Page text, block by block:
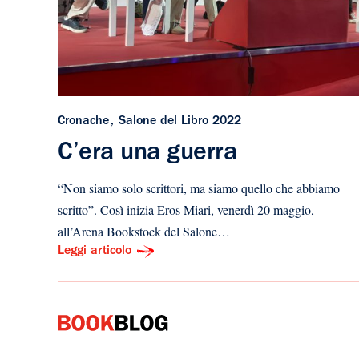
Cronache Salone del Libro 2022
C’era una guerra
“Non siamo solo scrittori, ma siamo quello che abbiamo
scritto”. Così inizia Eros Miari, venerdì 20 maggio,
all’Arena Bookstock del Salone…
Leggi articolo